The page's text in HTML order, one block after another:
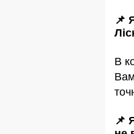
📌
В
📌